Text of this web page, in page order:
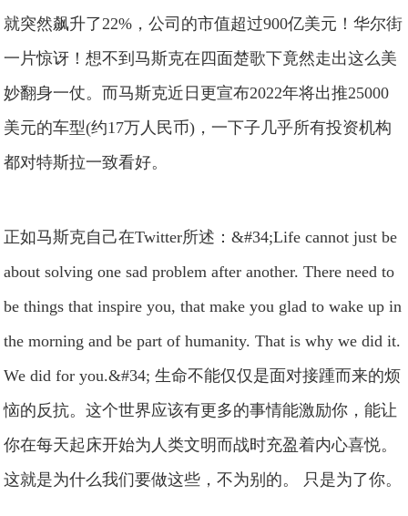
就突然飙升了22%，公司的市值超过900亿美元！华尔街
一片惊讶！想不到马斯克在四面楚歌下竟然走出这么美
妙翻身一仗。而马斯克近日更宣布2022年将出推25000
美元的车型(约17万人民币)，一下子几乎所有投资机构
都对特斯拉一致看好。
正如马斯克自己在Twitter所述：&#34;Life cannot just be
about solving one sad problem after another. There need to
be things that inspire you, that make you glad to wake up in
the morning and be part of humanity. That is why we did it.
We did for you.&#34; 生命不能仅仅是面对接踵而来的烦
恼的反抗。这个世界应该有更多的事情能激励你，能让
你在每天起床开始为人类文明而战时充盈着内心喜悦。
这就是为什么我们要做这些，不为别的。 只是为了你。